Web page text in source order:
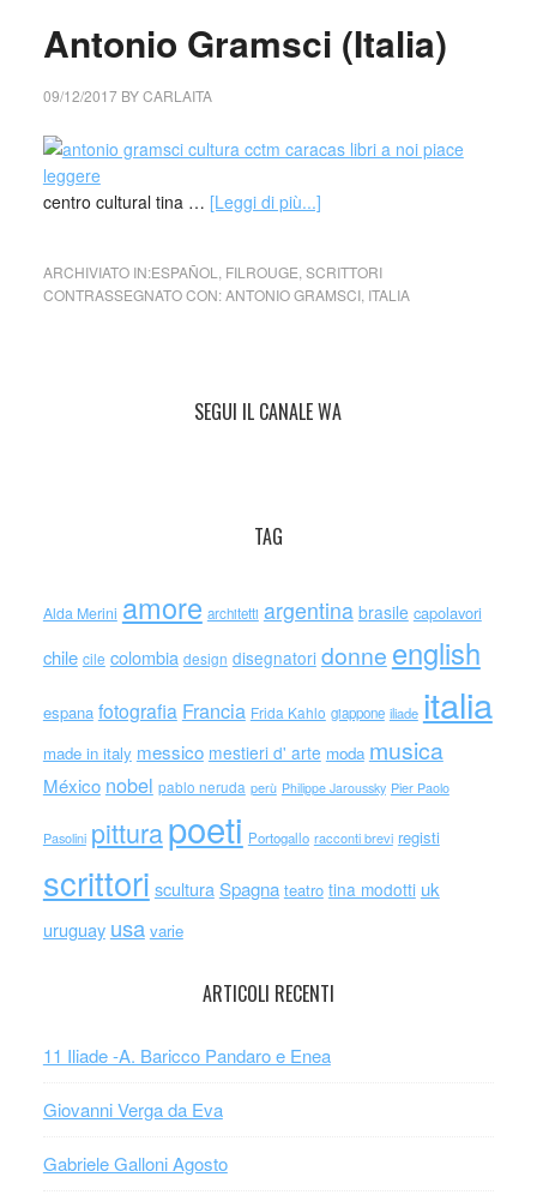
Antonio Gramsci (Italia)
09/12/2017BYCARLAITA
centro cultural tina … [Leggi di più...]
ARCHIVIATO IN:ESPAÑOL FILROUGE SCRITTORI
CONTRASSEGNATO CON:ANTONIO GRAMSCI, ITALIA
SEGUI IL CANALE WA
TAG
Alda Merini amore architetti argentina brasile capolavori
chile cile colombia design disegnatori donne english
espana fotografia Francia Frida Kahlo giappone iliade italia
made in italy messico mestieri d' arte moda musica
México nobel pablo neruda perù Philippe Jaroussky Pier Paolo
Pasolini pitturapoeti Portogallo racconti brevi registi
scrittori scultura Spagna teatro tina modotti uk
uruguay usa varie
ARTICOLI RECENTI
11 Iliade -A. Baricco Pandaro e Enea
Giovanni Verga da Eva
Gabriele Galloni Agosto